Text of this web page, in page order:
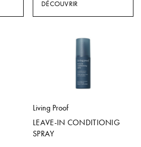
DÉCOUVRIR
Living Proof
LEAVE-IN CONDITIONIG
SPRAY